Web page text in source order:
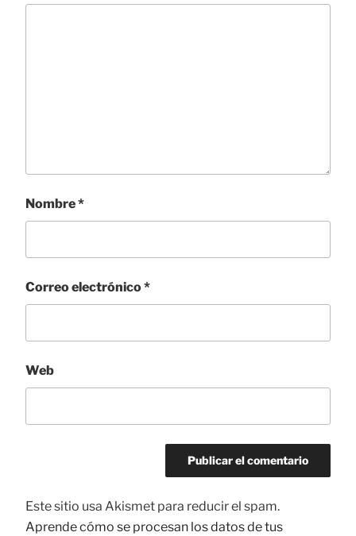
Nombre*
Correo electrónico*
Web
Este sitio usa Akismet para reducir el spam.
Aprende cómo se procesan los datos de tus